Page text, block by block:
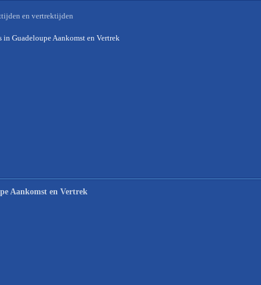
en vertrektijden
in Guadeloupe Aankomst en Vertrek
Aankomst en Vertrek